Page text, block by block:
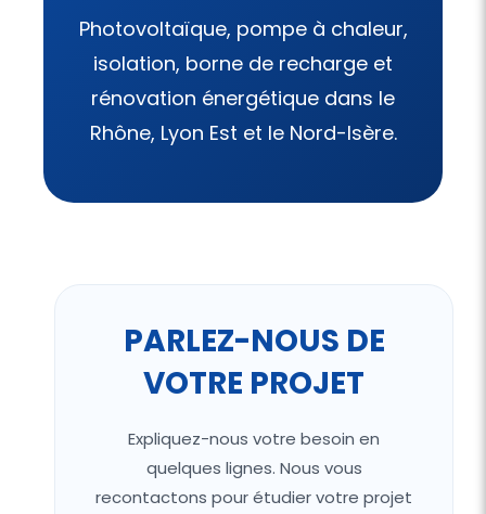
Photovoltaïque, pompe à chaleur,
isolation, borne de recharge et
rénovation énergétique dans le
Rhône, Lyon Est et le Nord-Isère.
PARLEZ-NOUS DE
VOTRE PROJET
Expliquez-nous votre besoin en
quelques lignes. Nous vous
recontactons pour étudier votre projet